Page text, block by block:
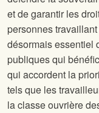
et de garantir les
personnes
désormais essentiel
publiques qui
qui accordent la
tels que les
la classe ouvrière